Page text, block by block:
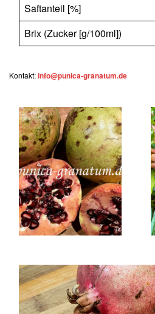
Saftanteil [%]
Brix (Zucker [g/100ml])
Kontakt:info@punica-granatum.de